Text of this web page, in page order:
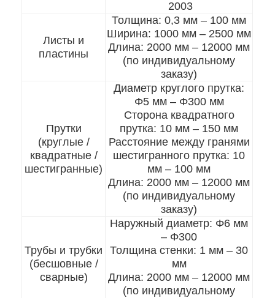
2003
Листы и
пластины
Толщина: 0,3 мм – 100 мм
Ширина: 1000 мм – 2500 мм
Длина: 2000 мм – 12000 мм
(по индивидуальному
заказу)
Прутки
(круглые /
квадратные /
шестигранные)
Диаметр круглого прутка:
Φ5 мм – Φ300 мм
Сторона квадратного
прутка: 10 мм – 150 мм
Расстояние между гранями
шестигранного прутка: 10
мм – 100 мм
Длина: 2000 мм – 12000 мм
(по индивидуальному
заказу)
Трубы и трубки
(бесшовные /
сварные)
Наружный диаметр: Φ6 мм
– Φ300
Толщина стенки: 1 мм – 30
мм
Длина: 2000 мм – 12000 мм
(по индивидуальному